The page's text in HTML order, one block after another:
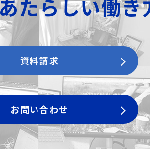
あたらしい働き
資料請求
お問い合わせ